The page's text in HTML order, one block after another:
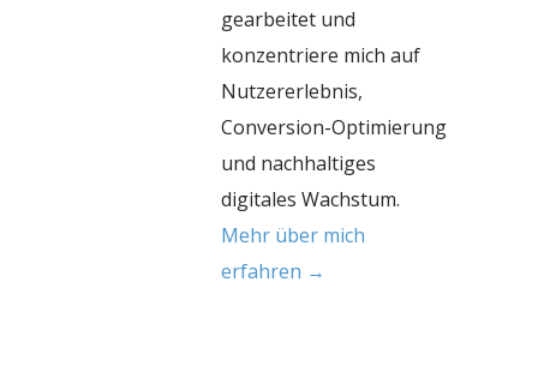
gearbeitet und
konzentriere mich auf
Nutzererlebnis,
Conversion-Optimierung
und nachhaltiges
digitales Wachstum.
Mehr über mich
erfahren →